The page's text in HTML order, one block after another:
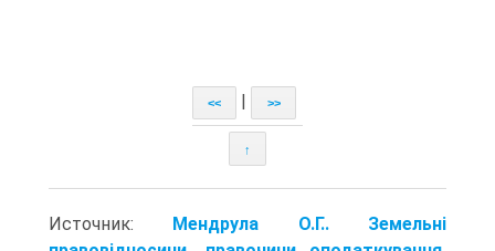
<< >>
↑
Источник: Мендрула О.Г.. Земельні